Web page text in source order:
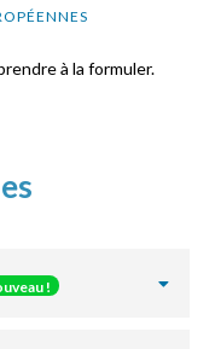
à la formuler.
!